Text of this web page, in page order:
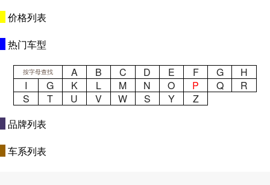
价格列表
热门车型
按字母查找 A B C D E F G
H
I
G K L M N O P Q
R
S
T U V W S Y
Z
品牌列表
车系列表